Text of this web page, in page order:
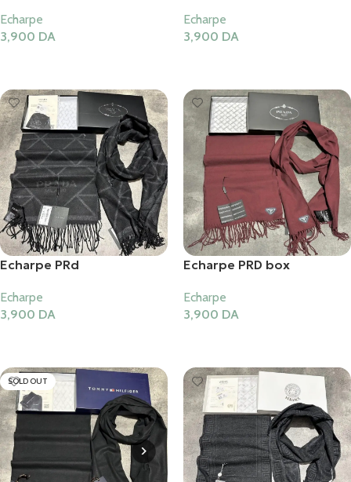
Echarpe
3,900 DA
Echarpe
3,900 DA
Echarpe PRd
Echarpe
3,900 DA
Echarpe PRD box
Echarpe
3,900 DA
SOLD OUT